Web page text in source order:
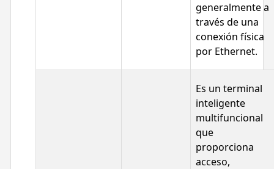
generalmente a
través de una
conexión física
por Ethernet.
Es un terminal
inteligente
multifuncional
que
proporciona
acceso,